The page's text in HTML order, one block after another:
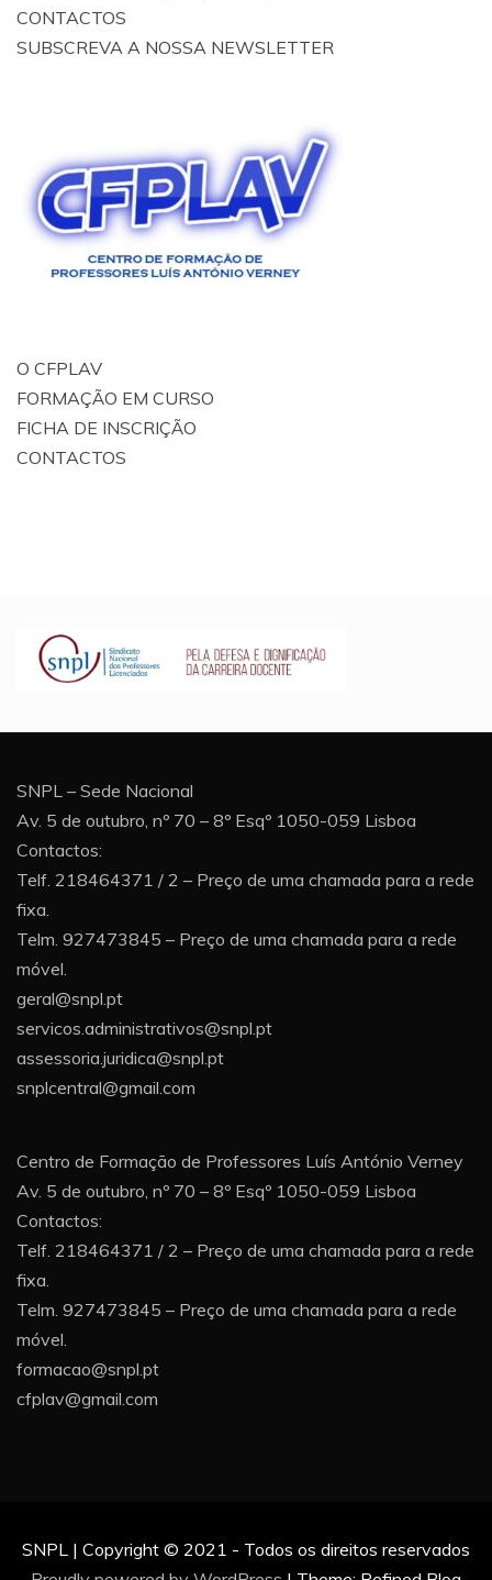
CONTACTOS
SUBSCREVA A NOSSA NEWSLETTER
O CFPLAV
FORMAÇÃO EM CURSO
FICHA DE INSCRIÇÃO
CONTACTOS
SNPL – Sede Nacional
Av. 5 de outubro, nº 70 – 8º Esqº 1050-059 Lisboa
Contactos:
Telf. 218464371 / 2 – Preço de uma chamada para a rede
fixa.
Telm. 927473845 – Preço de uma chamada para a rede
móvel.
geral@snpl.pt
servicos.administrativos@snpl.pt
assessoria.juridica@snpl.pt
snplcentral@gmail.com
Centro de Formação de Professores Luís António Verney
Av. 5 de outubro, nº 70 – 8º Esqº 1050-059 Lisboa
Contactos:
Telf. 218464371 / 2 – Preço de uma chamada para a rede
fixa.
Telm. 927473845 – Preço de uma chamada para a rede
móvel.
formacao@snpl.pt
cfplav@gmail.com
SNPL | Copyright © 2021 - Todos os direitos reservados